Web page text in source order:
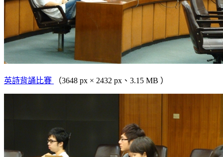
英詩背誦比賽 （3648 px × 2432 px、3.15 MB ）